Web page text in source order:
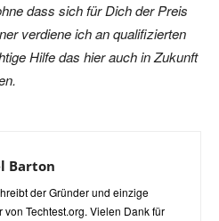
dass sich für Dich der Preis
verdiene ich an qualifizierten
Hilfe das hier auch in Zukunft
Barton
der Gründer und einzige
von Techtest.org. Vielen Dank für